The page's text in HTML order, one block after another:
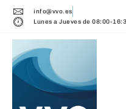
info@vvo.es
Lunes a Jueves de 08:00-